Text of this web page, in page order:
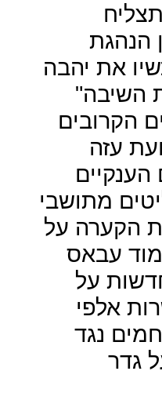
הנהגת
את יהבה
השיבה"
הקרובים
עזה
מתושבי
הקערה על
עבאס
על
אלפי
נגד
גדר